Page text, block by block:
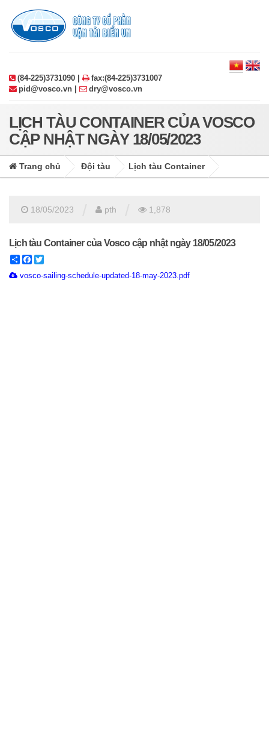
(84-225)3731090 |
fax:(84-225)3731007
pid@vosco.vn |
dry@vosco.vn
LỊCH TÀU CONTAINER CỦA VOSCO
CẬP NHẬT NGÀY 18/05/2023
Trang chủ Đội tàu Lịch tàu Container
18/05/2023 pth 1,878
Lịch tàu Container của Vosco cập nhật ngày 18/05/2023
ShareFacebook
vosco-sailing-schedule-updated-18-may-2023.pdf